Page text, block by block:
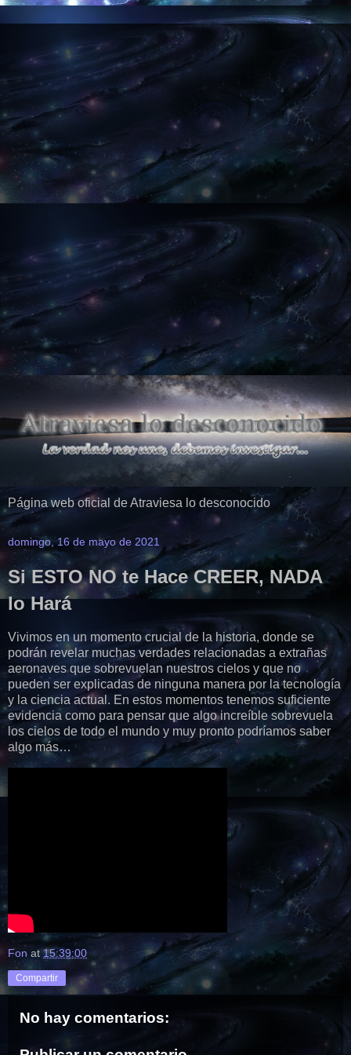
Página web oficial de Atraviesa lo desconocido
domingo, 16 de mayo de 2021
Si ESTO NO te Hace CREER, NADA
lo Hará
Vivimos en un momento crucial de la historia, donde se
podrán revelar muchas verdades relacionadas a extrañas
aeronaves que sobrevuelan nuestros cielos y que no
pueden ser explicadas de ninguna manera por la tecnología
y la ciencia actual. En estos momentos tenemos suficiente
evidencia como para pensar que algo increíble sobrevuela
los cielos de todo el mundo y muy pronto podríamos saber
algo más…
Fon at 15:39:00
Compartir
No hay comentarios: